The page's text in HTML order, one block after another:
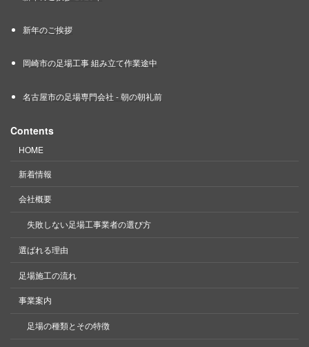
新年のご挨拶
岡崎市の足場工事 組み立て作業途中
名古屋市の足場専門会社 - 朝の朝礼前
Contents
HOME
新着情報
会社概要
失敗しない足場工事業者の選び方
選ばれる理由
足場施工の流れ
事業案内
足場の種類とその特徴